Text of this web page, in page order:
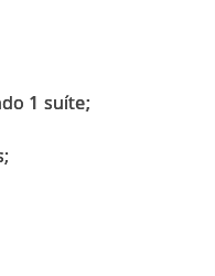
1 suíte;